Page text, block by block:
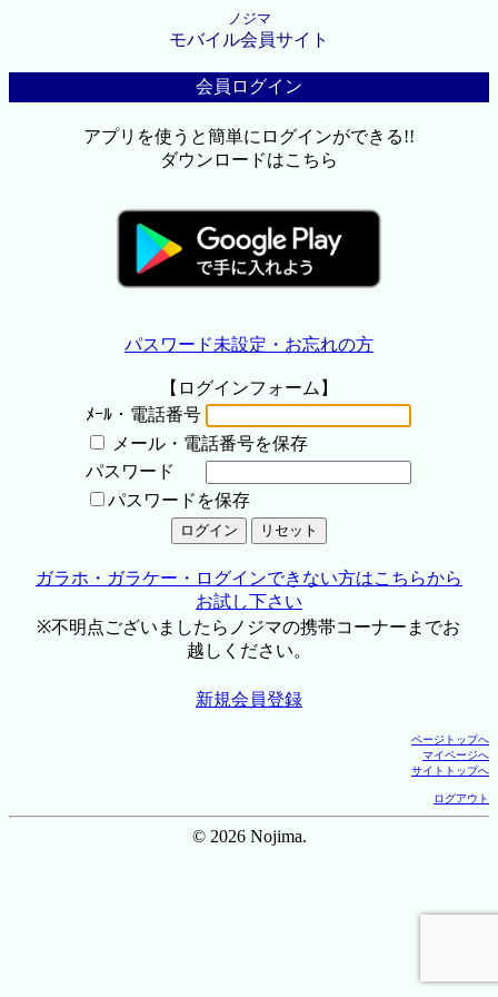
ノジマ
モバイル会員サイト
会員ログイン
アプリを使うと簡単にログインができる!!
ダウンロードはこちら
パスワード未設定・お忘れの方
【ログインフォーム】
ﾒｰﾙ・電話番号
メール・電話番号を保存
パスワード
パスワードを保存
ガラホ・ガラケー・ログインできない方はこちらから
お試し下さい
※不明点ございましたらノジマの携帯コーナーまでお
越しください。
新規会員登録
ページトップへ
マイページへ
サイトトップへ
ログアウト
© 2026 Nojima.